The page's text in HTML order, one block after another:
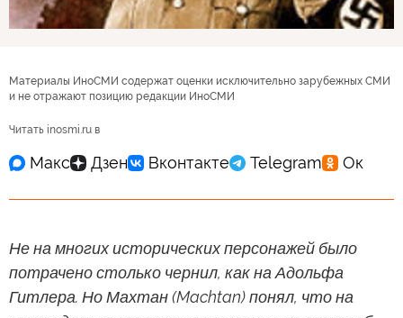
Материалы ИноСМИ содержат оценки исключительно зарубежных СМИ
и не отражают позицию редакции ИноСМИ
Читать inosmi.ru в
Не на многих исторических персонажей было
потрачено столько чернил, как на Адольфа
Гитлера. Но Махтан (Machtan) понял, что на